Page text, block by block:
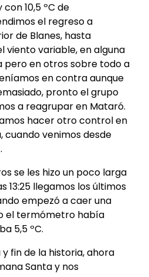
con 10,5 ºC de
el regreso a
de Blanes, hasta
viento variable, en alguna
pero en otros sobre todo a
en contra aunque
pronto el grupo
a reagrupar en Mataró.
hacer otro control en
cuando venimos desde
se les hizo un poco larga
13:25 llegamos los últimos
empezó a caer una
el termómetro había
5,5 ºC.
fin de la historia, ahora
Santa y nos